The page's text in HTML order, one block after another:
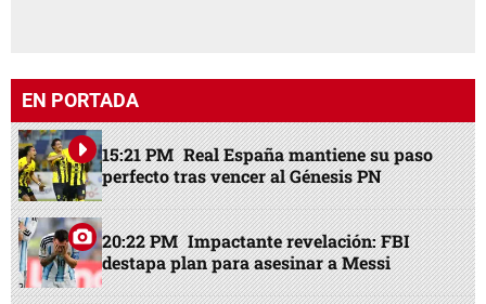
EN PORTADA
15:21 PM Real España mantiene su paso
perfecto tras vencer al Génesis PN
20:22 PM Impactante revelación: FBI
destapa plan para asesinar a Messi